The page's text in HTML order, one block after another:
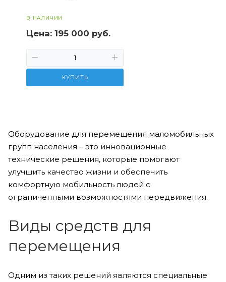
В НАЛИЧИИ
Цена: 195 000 руб.
КУПИТЬ
Оборудование для перемещения маломобильных
групп населения – это инновационные
технические решения, которые помогают
улучшить качество жизни и обеспечить
комфортную мобильность людей с
ограниченными возможностями передвижения.
Виды средств для
перемещения
Одним из таких решений являются специальные